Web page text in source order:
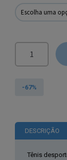
Polo
de
Criança
-67%
DESCRIÇÃO
Tênis